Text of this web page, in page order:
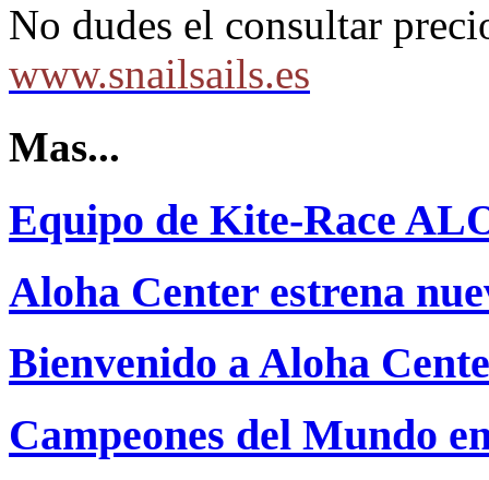
No dudes el consultar
www.snailsails.es
Mas...
Equipo de Kite-Race
Aloha Center estrena
Bienvenido a Aloha
Campeones del Mundo